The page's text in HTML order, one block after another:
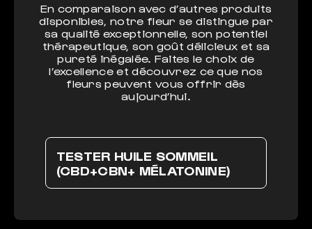
En comparaison avec d’autres produits
disponibles, notre fleur se distingue par
sa qualité exceptionnelle, son potentiel
thérapeutique, son goût délicieux et sa
pureté inégalée. Faites le choix de
l’excellence et découvrez ce que nos
fleurs peuvent vous offrir dès
aujourd’hui.
TESTER HUILE SOMMEIL
(CBD+CBN+ MÉLATONINE)